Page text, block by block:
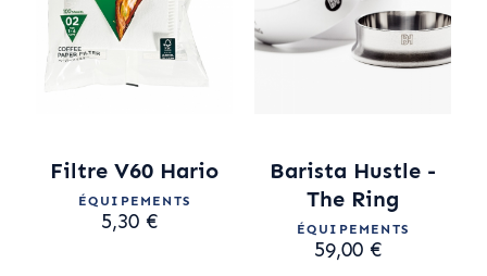
Filtre V60 Hario
ÉQUIPEMENTS
5,30 €
Barista Hustle -
The Ring
ÉQUIPEMENTS
59,00 €